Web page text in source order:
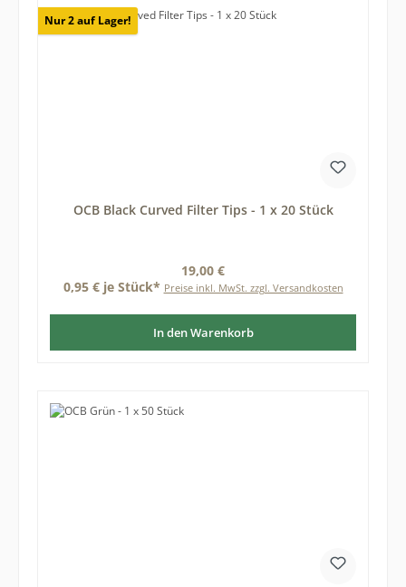
Nur 2 auf Lager!
OCB Black Curved Filter Tips - 1 x 20 Stück
Regulärer Preis:
19,00 €
0,95 € je Stück* Preise inkl. MwSt. zzgl. Versandkosten
In den Warenkorb